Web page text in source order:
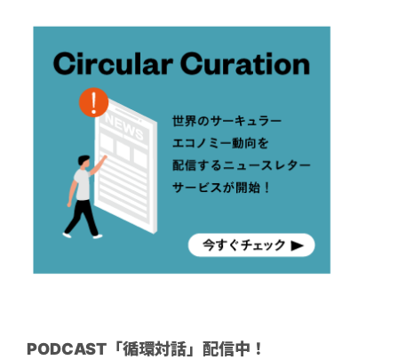
PODCAST「循環対話」配信中！